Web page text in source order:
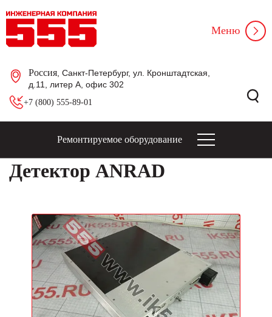
Россия , Санкт-Петербург, ул. Кронштадтская,
д.11, литер А, офис 302
+7 (800) 555-89-01
Меню
Ремонтируемое оборудование
Детектор ANRAD